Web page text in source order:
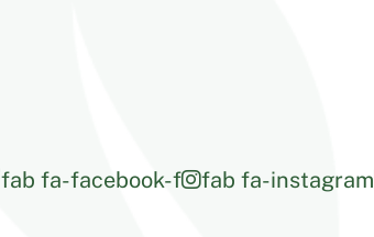
fab fa-facebook-f fab fa-instagram